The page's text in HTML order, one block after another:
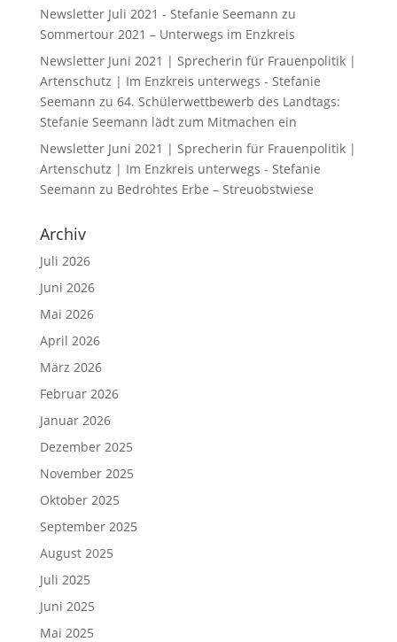
Newsletter Juli 2021 - Stefanie Seemann zu
Sommertour 2021 – Unterwegs im Enzkreis
Newsletter Juni 2021 | Sprecherin für Frauenpolitik |
Artenschutz | Im Enzkreis unterwegs - Stefanie
Seemann zu 64. Schülerwettbewerb des Landtags:
Stefanie Seemann lädt zum Mitmachen ein
Newsletter Juni 2021 | Sprecherin für Frauenpolitik |
Artenschutz | Im Enzkreis unterwegs - Stefanie
Seemann zu Bedrohtes Erbe – Streuobstwiese
Archiv
Juli 2026
Juni 2026
Mai 2026
April 2026
März 2026
Februar 2026
Januar 2026
Dezember 2025
November 2025
Oktober 2025
September 2025
August 2025
Juli 2025
Juni 2025
Mai 2025